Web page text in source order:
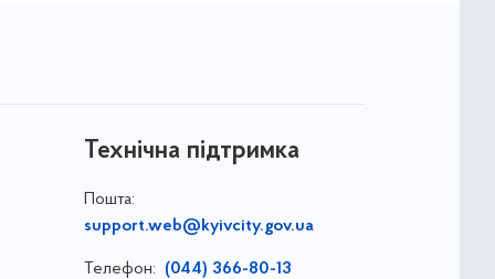
Технічна підтримка
Пошта:
support.web@kyivcity.gov.ua
Телефон: (044) 366-80-13